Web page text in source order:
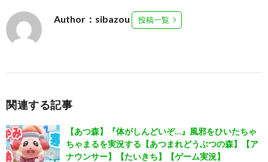
Author：sibazou 投稿一覧
関連する記事
【あつ森】『体がしんどいぞ…』風邪をひいたちゃ
ちゃまるを実況する【あつまれどうぶつの森】【ア
ナウンサー】【たいきち】【ゲーム実況】